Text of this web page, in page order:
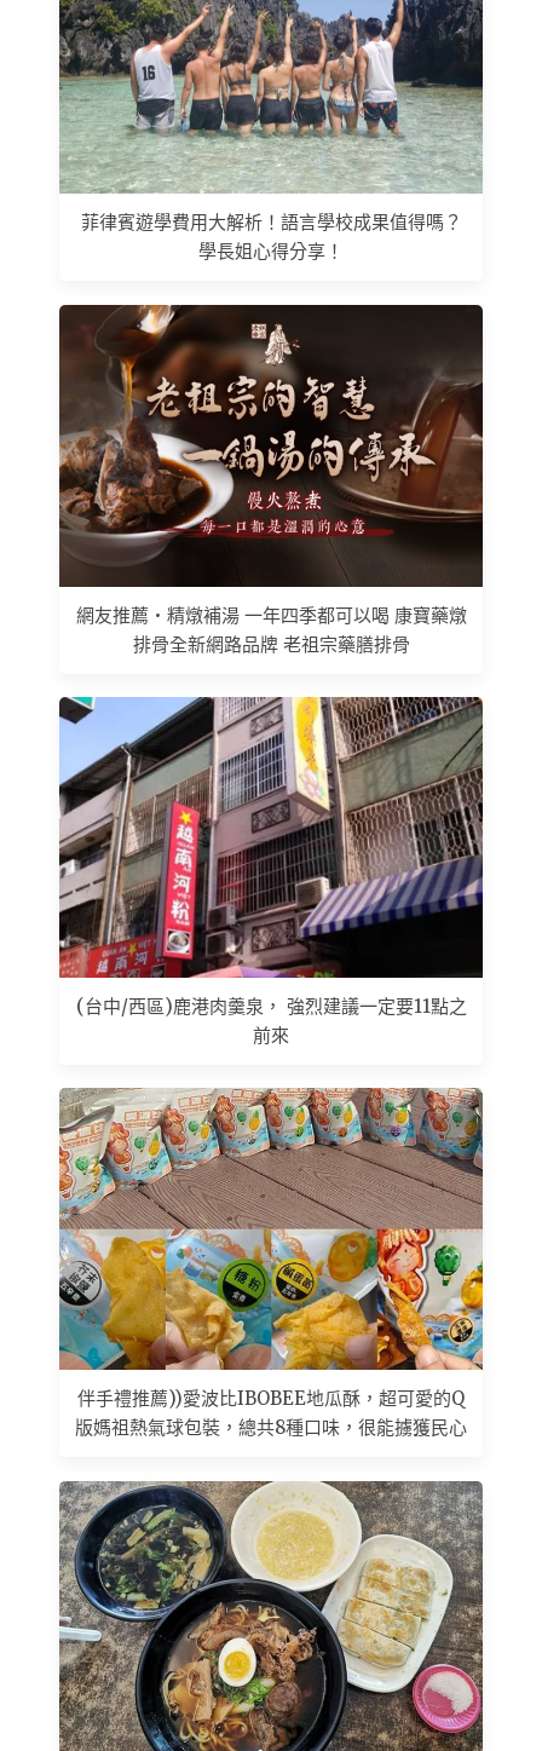
菲律賓遊學費用大解析！語言學校成果值得嗎？
學長姐心得分享！
網友推薦 • 精燉補湯 一年四季都可以喝 康寶藥燉
排骨全新網路品牌 老祖宗藥膳排骨
(台中/西區)鹿港肉羹泉， 強烈建議一定要11點之
前來
伴手禮推薦))愛波比IBOBEE地瓜酥，超可愛的Q
版媽祖熱氣球包裝，總共8種口味，很能擄獲民心